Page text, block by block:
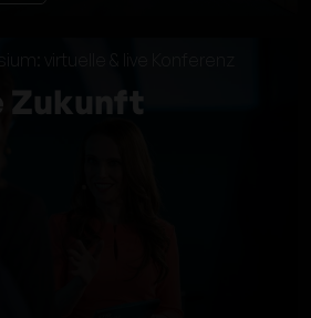
virtuelle & live Konferenz
Zukunft